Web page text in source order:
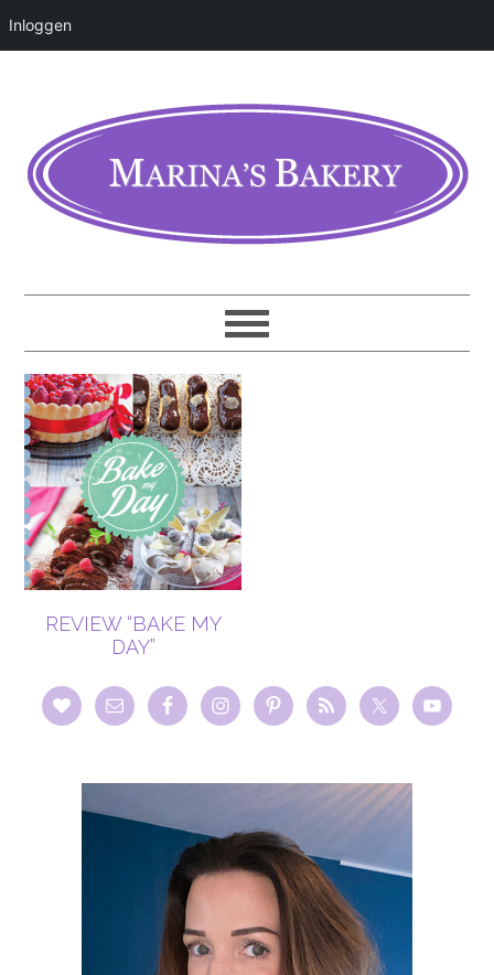
Inloggen
REVIEW “BAKE MY
DAY”